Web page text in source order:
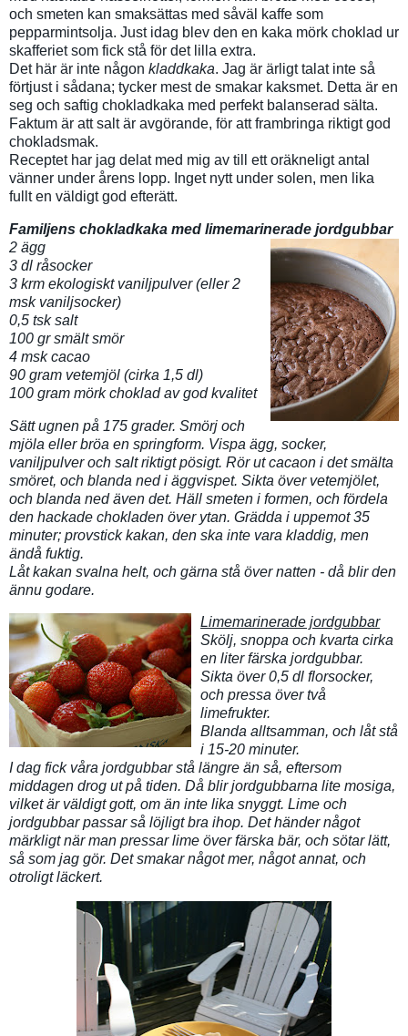
och smeten kan smaksättas med såväl kaffe som
pepparmintsolja. Just idag blev den en kaka mörk choklad ur
skafferiet som fick stå för det lilla extra.
Det här är inte någon kladdkaka. Jag är ärligt talat inte så
förtjust i sådana; tycker mest de smakar kaksmet. Detta är en
seg och saftig chokladkaka med perfekt balanserad sälta.
Faktum är att salt är avgörande, för att frambringa riktigt god
chokladsmak.
Receptet har jag delat med mig av till ett oräkneligt antal
vänner under årens lopp. Inget nytt under solen, men lika
fullt en väldigt god efterätt.
Familjens chokladkaka med limemarinerade jordgubbar
2 ägg
3 dl råsocker
3 krm ekologiskt vaniljpulver (eller 2
msk vaniljsocker)
0,5 tsk salt
100 gr smält smör
4 msk cacao
90 gram vetemjöl (cirka 1,5 dl)
100 gram mörk choklad av god kvalitet
Sätt ugnen på 175 grader. Smörj och
mjöla eller bröa en springform. Vispa ägg, socker,
vaniljpulver och salt riktigt pösigt. Rör ut cacaon i det smälta
smöret, och blanda ned i äggvispet. Sikta över vetemjölet,
och blanda ned även det. Häll smeten i formen, och fördela
den hackade chokladen över ytan. Grädda i uppemot 35
minuter; provstick kakan, den ska inte vara kladdig, men
ändå fuktig.
Låt kakan svalna helt, och gärna stå över natten - då blir den
ännu godare.
Limemarinerade jordgubbar
Skölj, snoppa och kvarta cirka
en liter färska jordgubbar.
Sikta över 0,5 dl florsocker,
och pressa över två
limefrukter.
Blanda alltsamman, och låt stå
i 15-20 minuter.
I dag fick våra jordgubbar stå längre än så, eftersom
middagen drog ut på tiden. Då blir jordgubbarna lite mosiga,
vilket är väldigt gott, om än inte lika snyggt. Lime och
jordgubbar passar så löjligt bra ihop. Det händer något
märkligt när man pressar lime över färska bär, och sötar lätt,
så som jag gör. Det smakar något mer, något annat, och
otroligt läckert.